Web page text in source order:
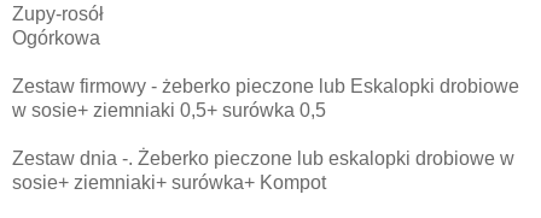
Zupy-rosół
Ogórkowa
Zestaw firmowy - żeberko pieczone lub Eskalopki drobiowe
w sosie+ ziemniaki 0,5+ surówka 0,5
Zestaw dnia -. Żeberko pieczone lub eskalopki drobiowe w
sosie+ ziemniaki+ surówka+ Kompot